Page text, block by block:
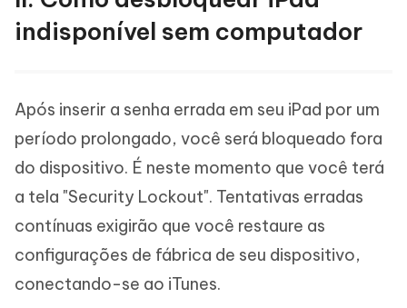
indisponível sem computador
Após inserir a senha errada em seu iPad por um
período prolongado, você será bloqueado fora
do dispositivo. É neste momento que você terá
a tela "Security Lockout". Tentativas erradas
contínuas exigirão que você restaure as
configurações de fábrica de seu dispositivo,
conectando-se ao iTunes.